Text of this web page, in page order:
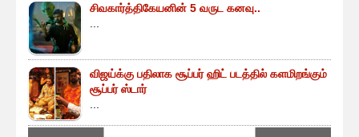
சிவகார்த்திகேயனின் 5 வருட கனவு..
விஜய்க்கு பதிலாக சூப்பர் ஹிட் படத்தில் களமிறங்கும்
சூப்பர் ஸ்டார்